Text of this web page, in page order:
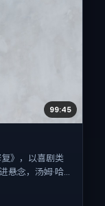
99:45
》，以喜剧类
悬念，汤姆·哈
戏为看点之一。
关注现实质感